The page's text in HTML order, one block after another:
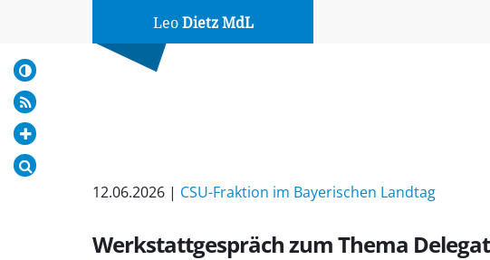
Leo Dietz MdL
12.06.2026 | CSU-Fraktion im Bayerischen Landtag
Werkstattgespräch zum Thema